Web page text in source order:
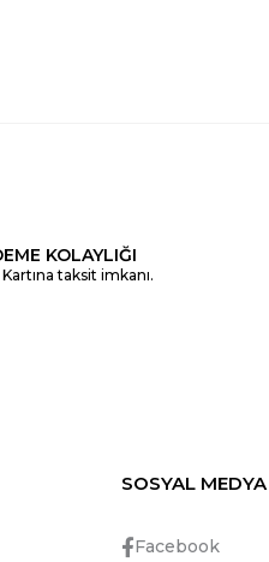
KOLAYLIĞI
taksit imkanı.
SOSYAL MEDYA
Facebook